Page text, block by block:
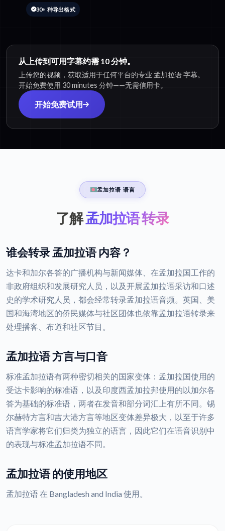
30+ 种导出格式
从上传到可用字幕约需 10 分钟。
上传您的视频，获取适用于任何平台的专业 孟加拉语 字幕。
开始免费使用 30 minutes 分钟——无需信用卡。
开始免费试用
孟加拉语 语言
了解孟加拉语 转录
谁会转录 孟加拉语 内容？
达卡和加尔各答的广播机构与新闻媒体、在孟加拉国工作的
非政府组织和发展研究人员，以及开展孟加拉语采访和口述
史的学术研究人员，都会经常转录孟加拉语音频。英国、美
国和海湾地区的侨民媒体与社区团体也依靠孟加拉语转录来
处理播客、布道和社区节目。
孟加拉语 方言与口音
标准孟加拉语有两种密切相关的国家变体：孟加拉国使用的
受达卡影响的标准语，以及印度西孟加拉邦使用的以加尔各
答为基础的标准语，两者在发音和部分词汇上有所不同。锡
尔赫特方言和吉大港方言等地区变体差异极大，以至于许多
语言学家将它们归类为独立的语言，因此它们在语音识别中
的表现与标准孟加拉语不同。
孟加拉语 的使用地区
孟加拉语 在 Bangladesh and India 使用。